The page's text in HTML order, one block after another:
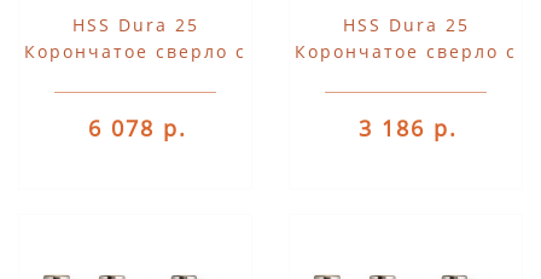
HSS Dura 25
Корончатое сверло с
6 078 р.
HSS Dura 25
Корончатое сверло с
3 186 р.